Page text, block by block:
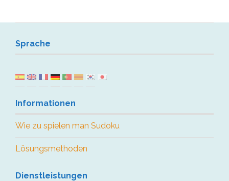
Sprache
Informationen
Wie zu spielen man Sudoku
Lösungsmethoden
Dienstleistungen